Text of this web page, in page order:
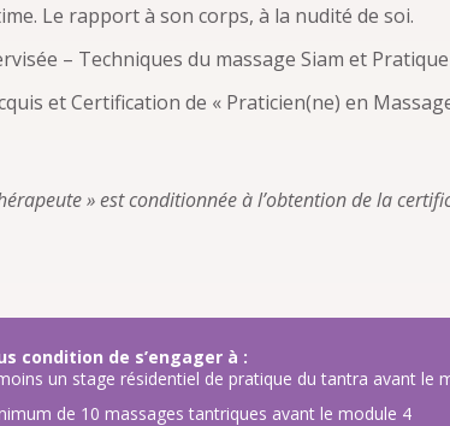
Le rapport à son corps, à la nudité de soi.
– Techniques du massage Siam et
et Certification de « Praticien(ne) en
» est conditionnée à l’obtention de la
condition de s’engager à :
un stage résidentiel de pratique du tantra avant le
de 10 massages tantriques avant le module 4